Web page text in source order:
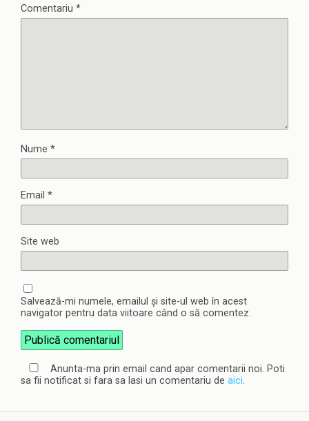
Comentariu *
Nume *
Email *
Site web
Salvează-mi numele, emailul și site-ul web în acest
navigator pentru data viitoare când o să comentez.
Anunta-ma prin email cand apar comentarii noi. Poti
sa fii notificat si fara sa lasi un comentariu de aici.